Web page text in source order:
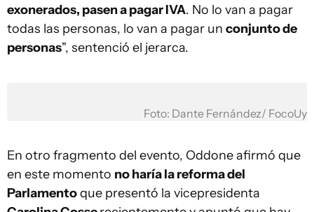
exonerados, pasen a pagar IVA. No lo van a pagar
todas las personas, lo van a pagar un conjunto de
personas", sentenció el jerarca.
Foto: Dante Fernández/ FocoUy
En otro fragmento del evento, Oddone afirmó que
en este momento no haría la reforma del
Parlamentoque presentó la vicepresidenta